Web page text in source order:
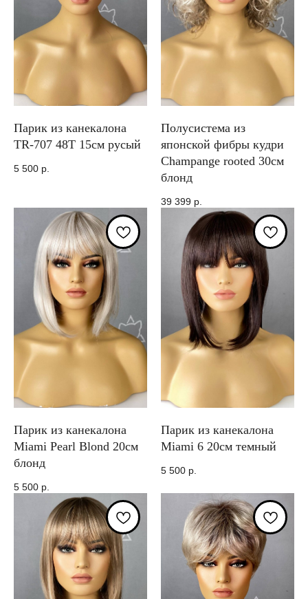
Парик из канекалона
TR-707 48T 15см русый
5 500 р.
Полусистема из
японской фибры кудри
Champange rooted 30см
блонд
39 399 р.
Парик из канекалона
Miami Pearl Blond 20см
блонд
5 500 р.
Парик из канекалона
Miami 6 20см темный
5 500 р.